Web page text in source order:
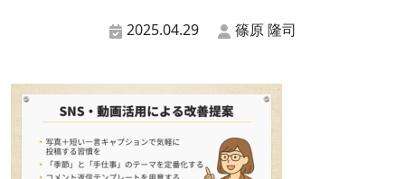
2025.04.29 篠原 隆司